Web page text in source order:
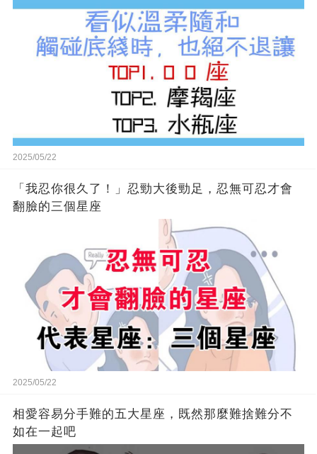
2025/05/22
「我忍你很久了！」忍勁大後勁足，忍無可忍才會
翻臉的三個星座
2025/05/22
相愛容易分手難的五大星座，既然那麼難捨難分不
如在一起吧